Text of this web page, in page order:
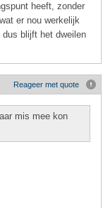
heeft, zonder
er nou werkelijk
blijft het dweilen
Reageer met quote
mis mee kon